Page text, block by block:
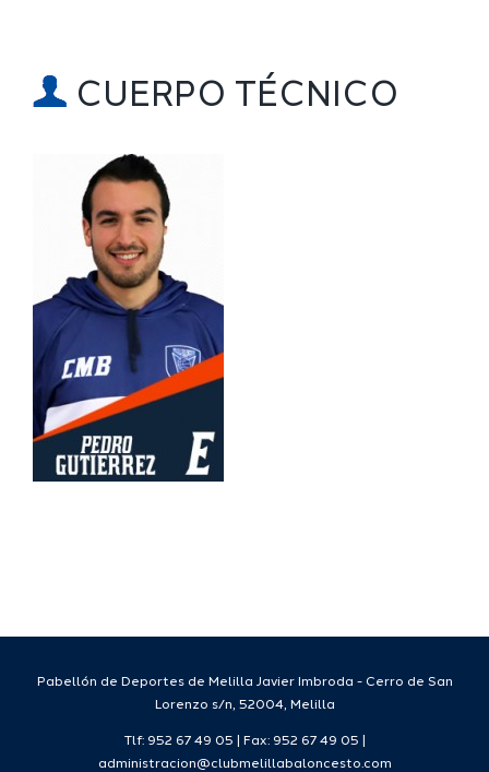
CUERPO TÉCNICO
Pabellón de Deportes de Melilla Javier Imbroda - Cerro de San
Lorenzo s/n, 52004, Melilla
Tlf: 952 67 49 05 | Fax: 952 67 49 05 |
administracion@clubmelillabaloncesto.com